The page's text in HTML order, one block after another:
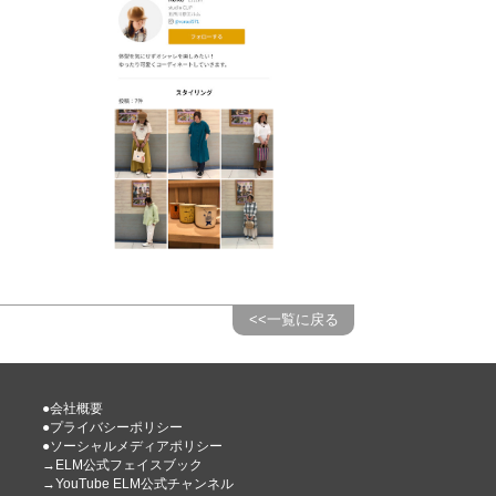
<<一覧に戻る
●会社概要
●プライバシーポリシー
●ソーシャルメディアポリシー
→ELM公式フェイスブック
→YouTube ELM公式チャンネル